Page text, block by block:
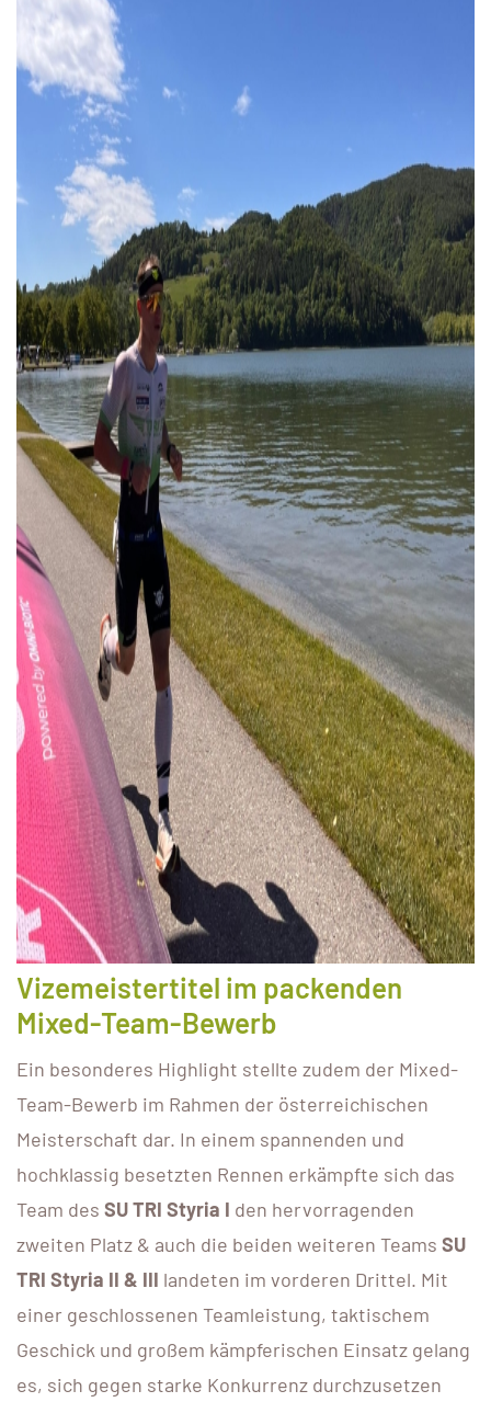
Vizemeistertitel im packenden
Mixed-Team-Bewerb
Ein besonderes Highlight stellte zudem der Mixed-
Team-Bewerb im Rahmen der österreichischen
Meisterschaft dar. In einem spannenden und
hochklassig besetzten Rennen erkämpfte sich das
Team des SU TRI Styria I den hervorragenden
zweiten Platz & auch die beiden weiteren Teams SU
TRI Styria II & III landeten im vorderen Drittel. Mit
einer geschlossenen Teamleistung, taktischem
Geschick und großem kämpferischen Einsatz gelang
es, sich gegen starke Konkurrenz durchzusetzen